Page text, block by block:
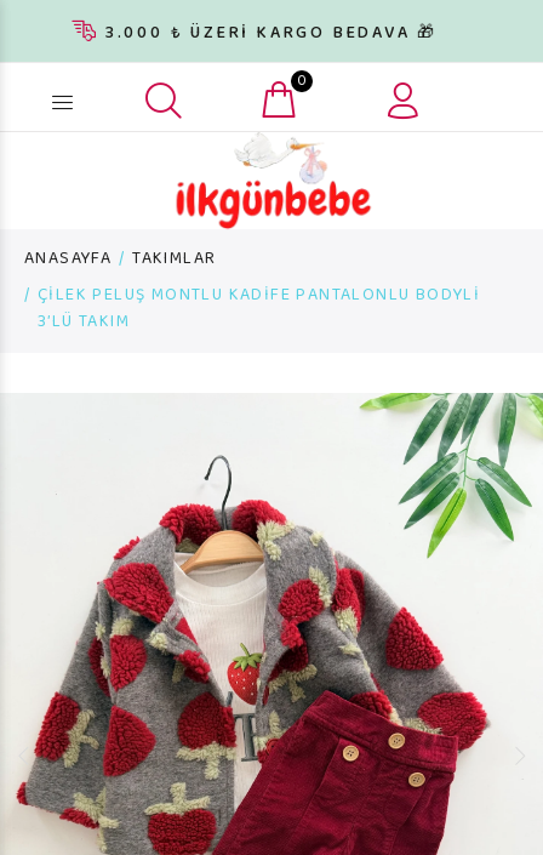
3.000 ₺ ÜZERİ KARGO BEDAVA 🎁
Ürün arama... 0
ANASAYFA
TAKIMLAR
ÇİLEK PELUŞ MONTLU KADİFE PANTALONLU BODYLİ
3’LÜ TAKIM